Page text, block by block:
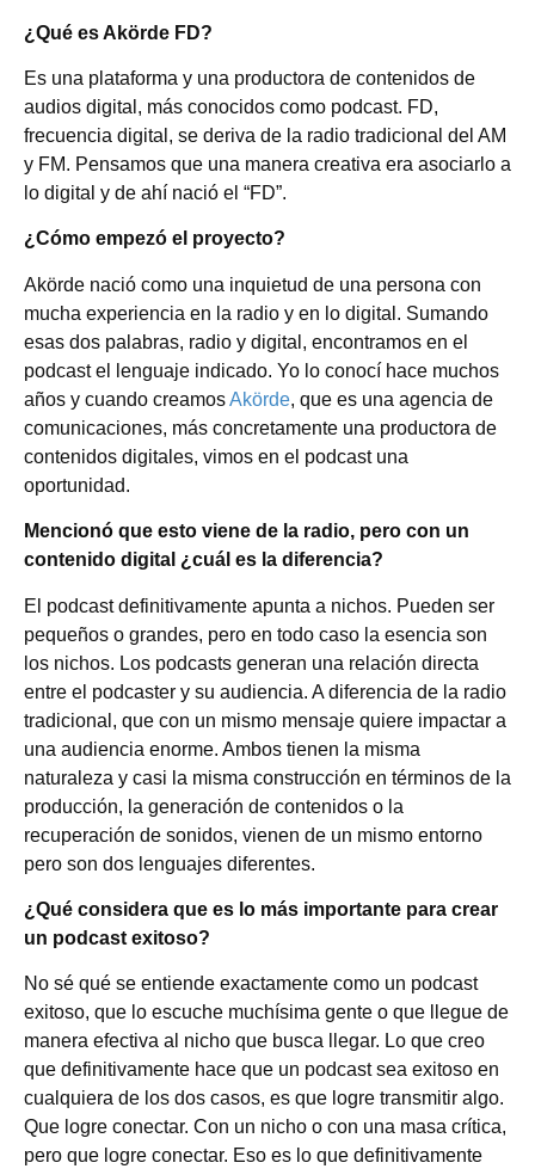
¿Qué es Akörde FD?
Es una plataforma y una productora de contenidos de
audios digital, más conocidos como podcast. FD,
frecuencia digital, se deriva de la radio tradicional del AM
y FM. Pensamos que una manera creativa era asociarlo a
lo digital y de ahí nació el “FD”.
¿Cómo empezó el proyecto?
Akörde nació como una inquietud de una persona con
mucha experiencia en la radio y en lo digital. Sumando
esas dos palabras, radio y digital, encontramos en el
podcast el lenguaje indicado. Yo lo conocí hace muchos
años y cuando creamosAkörde, que es una agencia de
comunicaciones, más concretamente una productora de
contenidos digitales, vimos en el podcast una
oportunidad.
Mencionó que esto viene de la radio, pero con un
contenido digital ¿cuál es la diferencia?
El podcast definitivamente apunta a nichos. Pueden ser
pequeños o grandes, pero en todo caso la esencia son
los nichos. Los podcasts generan una relación directa
entre el podcaster y su audiencia. A diferencia de la radio
tradicional, que con un mismo mensaje quiere impactar a
una audiencia enorme. Ambos tienen la misma
naturaleza y casi la misma construcción en términos de la
producción, la generación de contenidos o la
recuperación de sonidos, vienen de un mismo entorno
pero son dos lenguajes diferentes.
¿Qué considera que es lo más importante para crear
un podcast exitoso?
No sé qué se entiende exactamente como un podcast
exitoso, que lo escuche muchísima gente o que llegue de
manera efectiva al nicho que busca llegar. Lo que creo
que definitivamente hace que un podcast sea exitoso en
cualquiera de los dos casos, es que logre transmitir algo.
Que logre conectar. Con un nicho o con una masa crítica,
pero que logre conectar. Eso es lo que definitivamente